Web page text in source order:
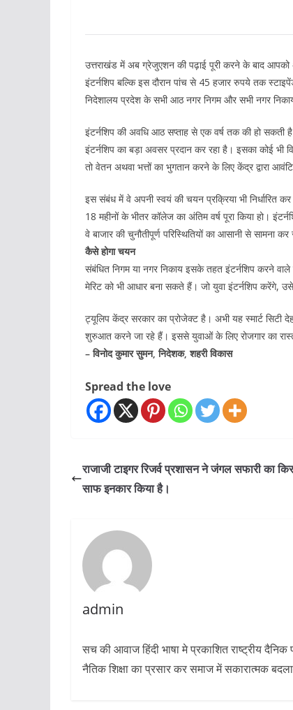
उत्तराखंड में अब ग्रेजुएशन की पढ़ाई पूरी करने के बाद आपको
इंटर्नशिप बल्कि इस दौरान पांच से 45 हजार रुपये तक
निदेशालय प्रदेश के सभी आठ नगर निगम और सभी नगर
इंटर्नशिप की अवधि आठ सप्ताह से एक वर्ष तक की हो सकती
इंटर्नशिप का बड़ा अवसर प्रदान कर रहा है। इसका कोई भी
तो वेतन अथवा भत्तों का भुगतान करने के लिए केंद्र द्वारा
इस संबंध में वे अपनी स्वयं की चयन प्रक्रिया भी निर्धारित
18 महीनों के भीतर कॉलेज का अंतिम वर्ष पूरा किया हो।
वे बाजार की चुनौतीपूर्ण परिस्थितियों का आसानी से सामना
कैसे होगा चयन
संबंधित निगम या नगर निकाय इसके तहत इंटर्नशिप करने
मेरिट को भी आधार बना सकते हैं। जो युवा इंटर्नशिप करेंगे, उसे
ट्यूलिप केंद्र सरकार का प्रोजेक्ट है। अभी यह स्मार्ट सिटी
शुरुआत करने जा रहे हैं। इससे युवाओं के लिए रोजगार का
– विनोद कुमार सुमन, निदेशक, शहरी विकास
Spread the love
राजाजी टाइगर रिजर्व प्रशासन ने जंगल सफारी का
साफ इनकार किया है।
admin
सच की आवाज हिंदी भाषा मे प्रकाशित राष्ट्रीय
नैतिक शिक्षा का प्रसार कर समाज में सकारात्मक